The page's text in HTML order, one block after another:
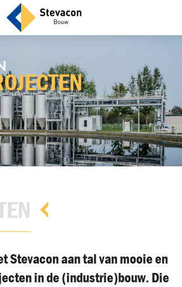
Stevacon aan tal van mooie en
in de (industrie)bouw. Die